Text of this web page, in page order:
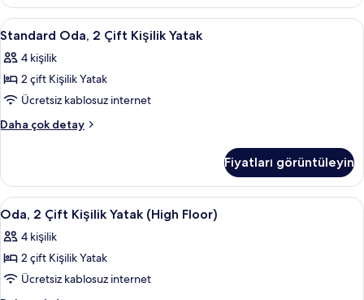
detay
Standard
Oda,
2
Çift
Kişilik
Yatak
fotoğrafları
görün
Odada kasa, masa, dizüstü bilgisayar
2
Standard Oda, 2 Çift Kişilik Yatak
4 kişilik
2 çift Kişilik Yatak
Ücretsiz kablosuz internet
Daha çok detay
Standard
Kişilik
Yatak
hakkında
fazla
detay
Fiyatları görüntüleyin
Oda,
2
Çift
Kişilik
Yatak
Odada kasa, masa, dizüstü bilgisayar
3
Oda, 2 Çift Kişilik Yatak (High Floor)
4 kişilik
2 çift Kişilik Yatak
Ücretsiz kablosuz internet